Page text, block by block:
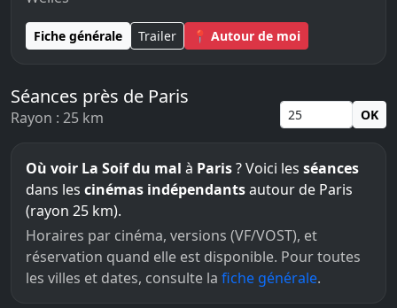
Fiche générale Trailer 📍 Autour de moi
Séances près de Paris
Rayon : 25 km OK
Où voir La Soif du mal à Paris? Voici les séances
dans les cinémas indépendantsautour de Paris
(rayon 25 km).
Horaires par cinéma, versions (VF/VOST), et
réservation quand elle est disponible. Pour toutes
les villes et dates, consulte la fiche générale.